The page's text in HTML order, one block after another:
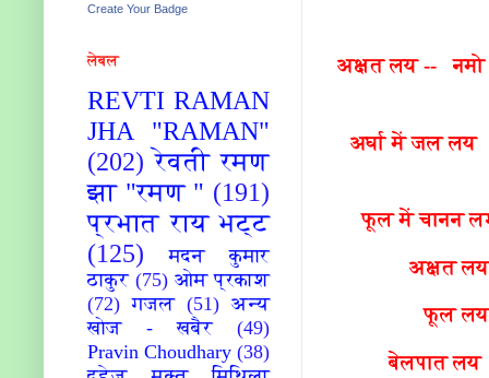
अक्षत लय -- नमो
अर्घा में जल लय -
फूल में चानन
अक्षत
फूल लय
बेलपात लय
Create Your Badge
लेबल
REVTI RAMAN
JHA "RAMAN"
(202) रेवती रमण
झा "रमण " (191)
प्रभात राय भट्ट
(125)
मदन कुमार
ठाकुर (75) ओम प्रकाश
(72) गजल (51) अन्य
खोज - खबैर
(49)
Pravin Choudhary (38)